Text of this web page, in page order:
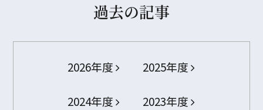
過去の記事
2026年度 2025年度
2024年度 2023年度